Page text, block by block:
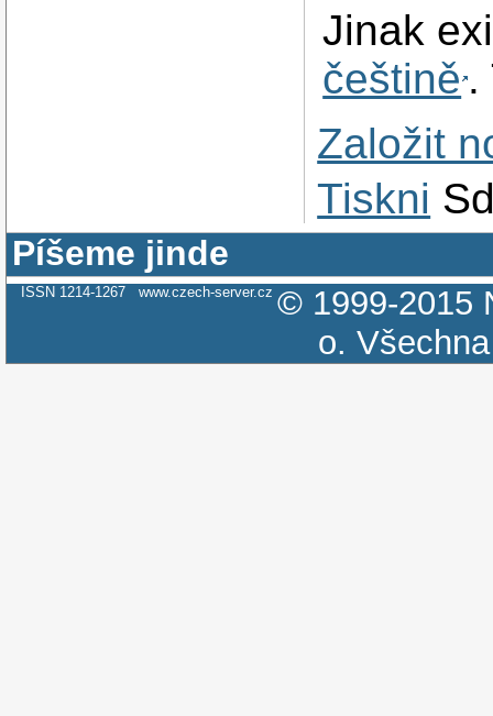
Jinak
češtině .
Založit
Tiskni
Píšeme jinde
ISSN 1214-1267 www.czech-server.cz © 1999-2015
o.